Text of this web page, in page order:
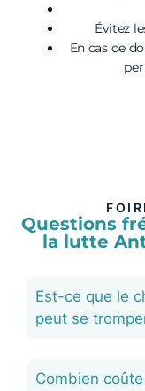
Évitez
En cas de
Questions
la lutte
Est-ce que le
peut se
Combien coûte